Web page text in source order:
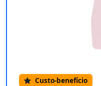
Custo-benefício